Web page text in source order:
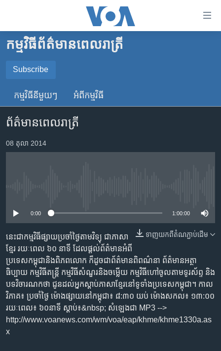
គេហទំព័រ​
ទាក់ទង
រំលង​
ទំព័រ​
ព័ត៌មាន​​
តែ​
ម្តង
រចនា
សម្ព័ន្ធ​
រំលង​
និង​
ចូល​
ទៅ​
កាន់​
ទំព័រ​
ស្វែង​
រក
កម្ពុជា
អន្តរជាតិ
ចិន
ហេឡូវីអូអេ
កម្ពុជាច្នៃប្រតិដ្ឋ
កម្មវិធីទាំងអស់
Khmer English
បណ្តាញ​សង្គម
ភាសា
កម្មវិធី​ព័ត៌មាន​ពេលរាត្រី
Subscribe
SUBSCRIBE
YouTube Music
កម្មវិធី​នីមួយៗ អំពី​កម្មវិធី​
ព័ត៌មានពេលរាត្រី
08 តុលា 2014
0:00 1:00:00
ទាញ​យក​ពី​តំណភ្ជាប់​ដើម
នេះ​ជា​កម្ម​វិធី​ផ្សាយ​ប្រចាំ​ថ្ងៃ​តាម​វិទ្យុ ​ជាភាសា​
ខ្មែរ​ រយៈ​ពេល​ ៦០​ នាទី ដែល​ផ្តល់​ព័ត៌មាន​អំពី​
ប្រទេស​កម្ពុជា​និង​ពិភព​លោក ​ក៏ដូច​ជា​ព័ត៌មាន​ពិពណ៌នា ព័ត៌មាន​អត្ថា​
ធិប្បាយ​ កម្ម​វិធី​តន្ត្រី ​កម្មវិធី​សំណួរ​និង​ចម្លើយ​ កម្ម​វិធី​ហៅ​ចូល​តាម​ទូរ​ស័ព្ទ ​និង
បទ​វិចារណកថា​ ជូន​ដល់​អ្នក​ស្តាប់​ភាសា​ខ្មែរ​នៅ​ទូទាំង​ប្រទេស​កម្ពុជា។ កាល​
វិភាគ៖ ប្រចាំ​ថ្ងៃ ម៉ោង​ផ្សាយ​នៅ​កម្ពុជា៖ ៨:៣០ យប់ ម៉ោង​សកល៖ ១៣:០០
រយៈពេល៖ ៦០​នាទី ស្តាប់​៖&nbsp; សំឡេង​ជា MP3 -->
http://www.voanews.com/wm/voa/eap/khme/khme1330a.as
x